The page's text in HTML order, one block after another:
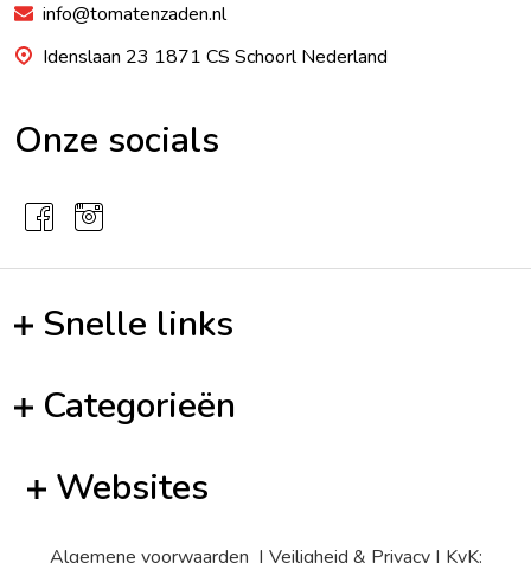
info@tomatenzaden.nl
Idenslaan 23 1871 CS Schoorl Nederland
Onze socials
Snelle links
Categorieën
Websites
Algemene voorwaarden | Veiligheid & Privacy| KvK: